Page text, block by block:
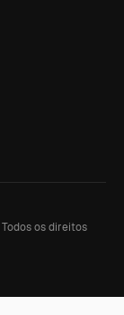
Todos os direitos